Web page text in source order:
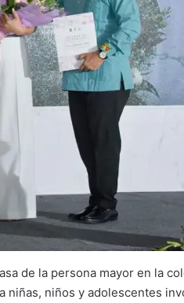
de la persona mayor en la
niños y adolescentes